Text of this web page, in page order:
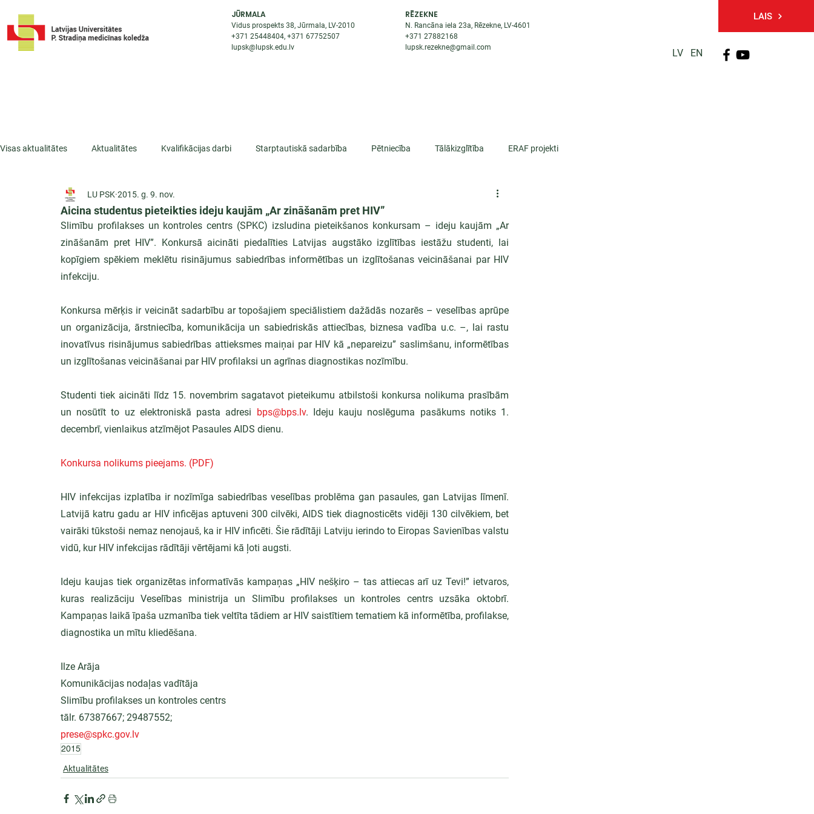
JŪRMALA
Vidus prospekts 38, Jūrmala, LV-2010
+371 25448404, +37167752507
lupsk@lupsk.edu.lv
RĒZEKNE
N. Rancāna iela 23a, Rēzekne, LV-4601
+37127882168
lupsk.rezekne@gmail.com
LAIS
LV EN
Visas aktualitātes Aktualitātes Kvalifikācijas darbi Starptautiskā sadarbība Pētniecība Tālākizglītība ERAF projekti
ESF projekti Iepazīsti profesiju
Aicina studentus pieteikties ideju kaujām „Ar zināšanām pret HIV”
LU PSK 2015. g. 9. nov.
Slimību profilakses un kontroles centrs (SPKC) izsludina pieteikšanos konkursam – ideju kaujām „Ar
zināšanām pret HIV”. Konkursā aicināti piedalīties Latvijas augstāko izglītības iestāžu studenti, lai
kopīgiem spēkiem meklētu risinājumus sabiedrības informētības un izglītošanas veicināšanai par HIV
infekciju.
Konkursa mērķis ir veicināt sadarbību ar topošajiem speciālistiem dažādās nozarēs – veselības aprūpe
un organizācija, ārstniecība, komunikācija un sabiedriskās attiecības, biznesa vadība u.c. –, lai rastu
inovatīvus risinājumus sabiedrības attieksmes maiņai par HIV kā „nepareizu” saslimšanu, informētības
un izglītošanas veicināšanai par HIV profilaksi un agrīnas diagnostikas nozīmību.
Studenti tiek aicināti līdz 15. novembrim sagatavot pieteikumu atbilstoši konkursa nolikuma prasībām
un nosūtīt to uz elektroniskā pasta adresi bps@bps.lv. Ideju kauju noslēguma pasākums notiks 1.
decembrī, vienlaikus atzīmējot Pasaules AIDS dienu.
Konkursa nolikums pieejams. (PDF)
HIV infekcijas izplatība ir nozīmīga sabiedrības veselības problēma gan pasaules, gan Latvijas līmenī.
Latvijā katru gadu ar HIV inficējas aptuveni 300 cilvēki, AIDS tiek diagnosticēts vidēji 130 cilvēkiem, bet
vairāki tūkstoši nemaz nenojauš, ka ir HIV inficēti. Šie rādītāji Latviju ierindo to Eiropas Savienības valstu
vidū, kur HIV infekcijas rādītāji vērtējami kā ļoti augsti.
Ideju kaujas tiek organizētas informatīvās kampaņas „HIV nešķiro – tas attiecas arī uz Tevi!” ietvaros,
kuras realizāciju Veselības ministrija un Slimību profilakses un kontroles centrs uzsāka oktobrī.
Kampaņas laikā īpaša uzmanība tiek veltīta tādiem ar HIV saistītiem tematiem kā informētība, profilakse,
diagnostika un mītu kliedēšana.
Ilze Arāja
Komunikācijas nodaļas vadītāja
Slimību profilakses un kontroles centrs
tālr. 67387667; 29487552;
prese@spkc.gov.lv
2015
Aktualitātes